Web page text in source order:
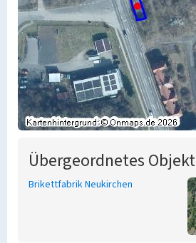
Übergeordnetes Objekt
Brikettfabrik Neukirchen